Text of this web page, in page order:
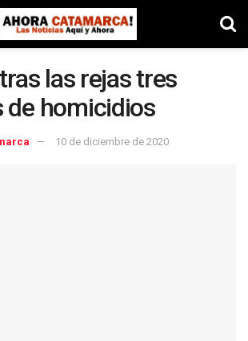
las rejas tres
de homicidios
10 de diciembre de 2020